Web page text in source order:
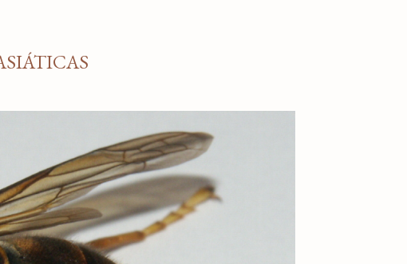
el limoneno , un compuesto con
repelentes e insecticidas que está presente
nervio...